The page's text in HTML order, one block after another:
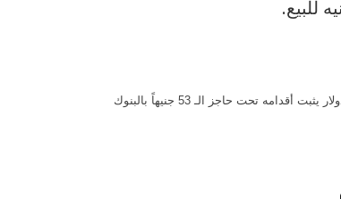
تحت حاجز الـ 53 جنيهاً بالبنوك